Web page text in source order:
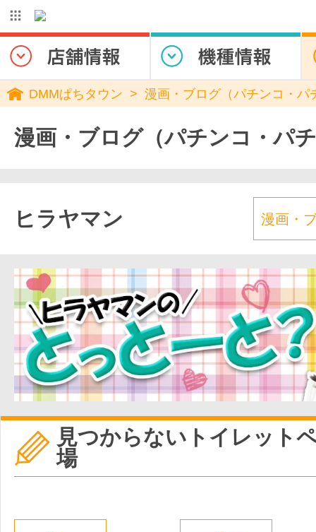
DMMぱちタウン 漫画・ブログ（パチンコ・パ
漫画・ブログ（パチンコ・パ
ヒラヤマン 漫画・
見つからないトイレット
場